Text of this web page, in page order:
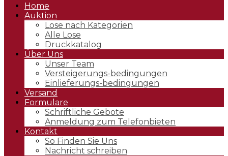
Home
Auktion
Lose nach Kategorien
Alle Lose
Druckkatalog
Über Uns
Unser Team
Versteigerungs-bedingungen
Einlieferungs-bedingungen
Versand
Formulare
Schriftliche Gebote
Anmeldung zum Telefonbieten
Kontakt
So Finden Sie Uns
Nachricht schreiben